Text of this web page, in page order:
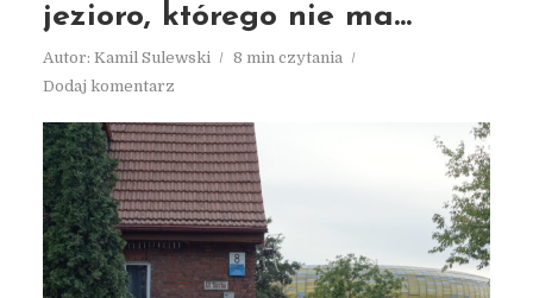
jezioro, którego nie ma…
Autor: Kamil Sulewski
8 min czytania
Dodaj komentarz